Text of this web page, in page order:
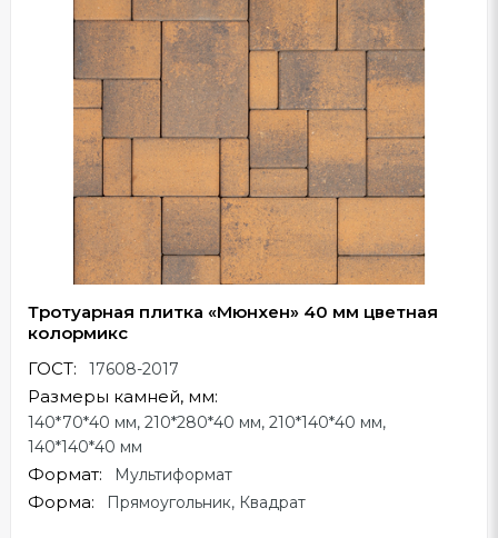
Тротуарная плитка «Мюнхен» 40 мм цветная
колормикс
ГОСТ: 17608-2017
Размеры камней, мм:
140*70*40 мм, 210*280*40 мм, 210*140*40 мм,
140*140*40 мм
Формат: Мультиформат
Форма: Прямоугольник, Квадрат